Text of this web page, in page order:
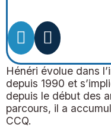
Hénéri évolue dans
depuis 1990 et
depuis le début des
parcours, il a
CCQ.